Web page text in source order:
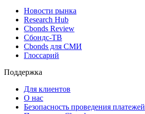
Новости рынка
Research Hub
Cbonds Review
Сбондс-ТВ
Cbonds для СМИ
Глоссарий
Поддержка
Для клиентов
О нас
Безопасность проведения платежей